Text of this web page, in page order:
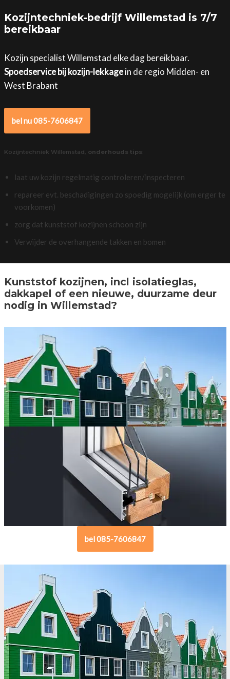
Kozijntechniek-bedrijf Willemstad is 7/7
bereikbaar
Kozijn specialist Willemstad elke dag bereikbaar.
Spoedservice bij kozijn-lekkagein de regio Midden- en
West Brabant
bel nu 085-7606847
Kozijntechniek Willemstad, onderhouds tips:
laat uw kozijn regelmatig controleren/inspecteren
repareer evt. beschadigingen zo spoedig mogelijk (om erger te
voorkomen)
zorg dat kunststof kozijnen schoon zijn
Verwijder de overhangende takken en bomen
Kunststof kozijnen, incl isolatieglas,
dakkapel of een nieuwe, duurzame deur
nodig in Willemstad?
bel 085-7606847